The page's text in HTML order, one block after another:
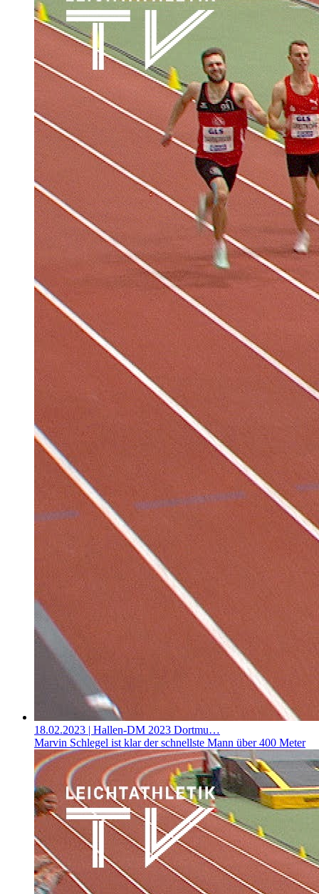
18.02.2023 | Hallen-DM 2023 Dortmu…
Marvin Schlegel ist klar der schnellste Mann über 400 Meter